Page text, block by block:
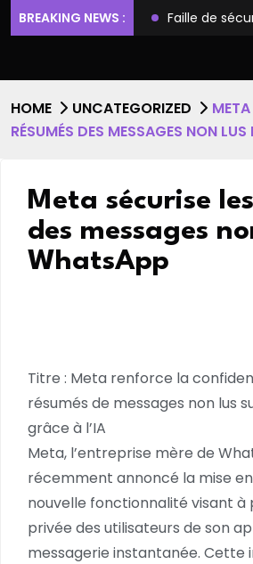
BREAKING NEWS :
l’accès root Faille de
HOME UNCATEGORIZED
META
RÉSUMÉS DES MESSAGES NON
Meta sécurise
des messages
WhatsApp
Titre : Meta renforce la
résumés de messages non lus
grâce à l’IA
Meta, l’entreprise mère de
récemment annoncé la mise
nouvelle fonctionnalité visant à
privée des utilisateurs de son
messagerie instantanée. Cette